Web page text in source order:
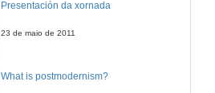
Presentación da xornada
23 de maio de 2011
What is postmodernism?